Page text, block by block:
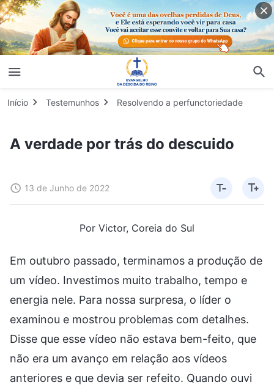
Início Testemunhos Resolvendo a perfunctoriedade
A verdade por trás do descuido
13 de Junho de 2022
Por Victor, Coreia do Sul
Em outubro passado, terminamos a produção de
um vídeo. Investimos muito trabalho, tempo e
energia nele. Para nossa surpresa, o líder o
examinou e mostrou problemas com detalhes.
Disse que esse vídeo não estava bem-feito, que
não era um avanço em relação aos vídeos
anteriores e que devia ser refeito. Quando ouvi